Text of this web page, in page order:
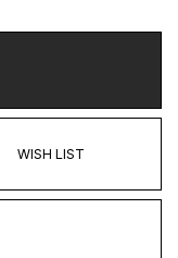
WISH LIST